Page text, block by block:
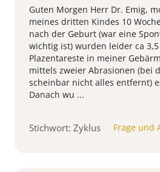
Guten Morgen Herr Dr. Emig,
meines dritten Kindes 10
nach der Geburt (war eine
wichtig ist) wurden leider ca
Plazentareste in meiner
mittels zweier Abrasionen (bei
scheinbar nicht alles entfernt)
Danach wu ...
Stichwort: Zyklus Frage und